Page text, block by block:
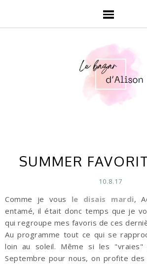
SUMMER
10.8.17
Comme je vous le disais mardi,
entamé, il était donc temps que je
qui regroupe mes favoris de ces
Au programme tout ce qui se
loin au soleil. Même si les "vraies"
Septembre pour nous, on profite